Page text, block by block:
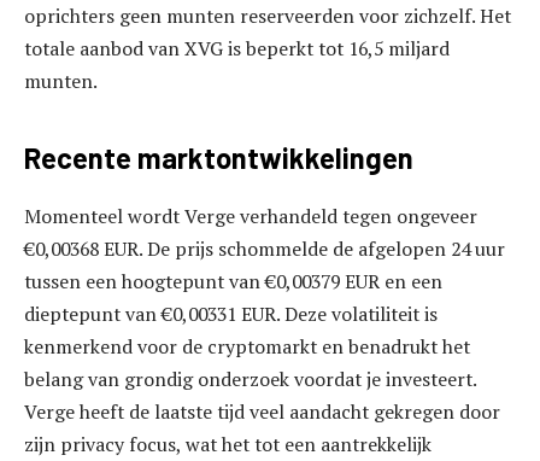
oprichters geen munten reserveerden voor zichzelf. Het
totale aanbod van XVG is beperkt tot 16,5 miljard
munten.
Recente marktontwikkelingen
Momenteel wordt Verge verhandeld tegen ongeveer
€0,00368 EUR. De prijs schommelde de afgelopen 24 uur
tussen een hoogtepunt van €0,00379 EUR en een
dieptepunt van €0,00331 EUR. Deze volatiliteit is
kenmerkend voor de cryptomarkt en benadrukt het
belang van grondig onderzoek voordat je investeert.
Verge heeft de laatste tijd veel aandacht gekregen door
zijn privacy focus, wat het tot een aantrekkelijk